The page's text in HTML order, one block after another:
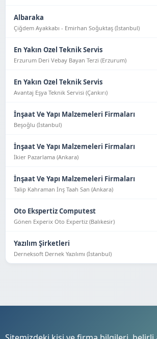
Albaraka
Çiğdem Ayakkabı - Emirhan Soğuktaş (İstanbul)
En Yakın Ozel Teknik Servis
Erzurum Deri Vebay Bayan Terzi (Erzurum)
En Yakın Ozel Teknik Servis
Avantaj Eşya Tekni̇k Servi̇si̇ (Çankırı)
İnşaat Ve Yapı Malzemeleri Firmaları
Beşoğlu (İstanbul)
İnşaat Ve Yapı Malzemeleri Firmaları
İkier Pazarlama (Ankara)
İnşaat Ve Yapı Malzemeleri Firmaları
Talip Kahraman İnş Taah San (Ankara)
Oto Ekspertiz Computest
Gönen Experix Oto Expertiz (Balıkesir)
Yazılım Şirketleri
Derneksoft Dernek Yazılımı (İstanbul)